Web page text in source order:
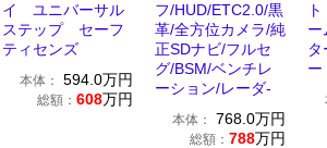
イ ユニバーサル
ステップ セーフ
ティセンズ
本体： 594.0万円
総額： 608万円
フ/HUD/ETC2.0/黒
革/全方位カメラ/純
正SDナビ/フルセ
グ/BSM/ベンチレ
ーション/レーダ-
本体： 768.0万円
総額： 788万円
ー